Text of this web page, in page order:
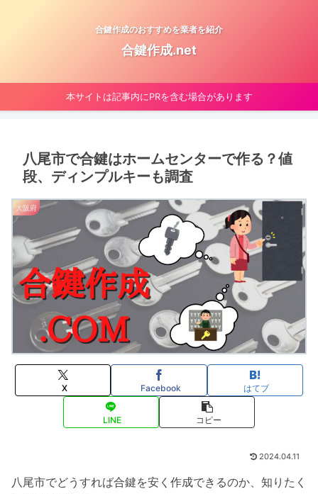
合鍵作成のおすすめを業者を紹介
合鍵作成.net
本サイトは記事内にPRを含む場合があります
八尾市で合鍵はホームセンターで作る？値
段、ディンプルキーも調査
大阪府
X Facebook はてブ
LINE コピー
2024.04.11
八尾市でどうすれば合鍵を安く作成できるのか、知りたく